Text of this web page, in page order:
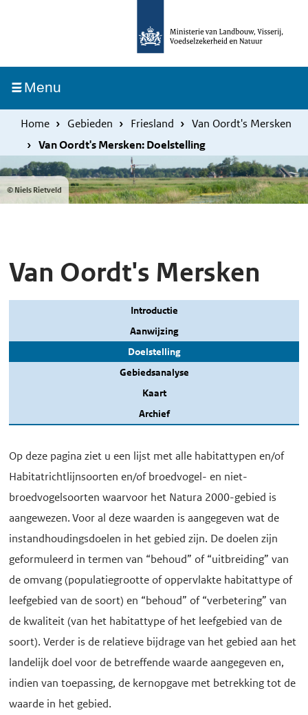
inhoud
gaan
MenuIngeklapt
Home Gebieden Friesland
Van Oordt's Mersken
Van Oordt's Mersken: Doelstelling
© Niels Rietveld
Van Oordt's Mersken
Introductie
Aanwijzing
Doelstelling
Gebiedsanalyse
Kaart
Archief
Op deze pagina ziet u een lijst met alle habitattypen en/of
Habitatrichtlijnsoorten en/of broedvogel- en niet-
broedvogelsoorten waarvoor het Natura 2000-gebied is
aangewezen. Voor al deze waarden is aangegeven wat de
instandhoudingsdoelen in het gebied zijn. De doelen zijn
geformuleerd in termen van “behoud” of “uitbreiding” van
de omvang (populatiegrootte of oppervlakte habitattype of
leefgebied van de soort) en “behoud” of “verbetering” van
de kwaliteit (van het habitattype of het leefgebied van de
soort). Verder is de relatieve bijdrage van het gebied aan het
landelijk doel voor de betreffende waarde aangegeven en,
indien van toepassing, de kernopgave met betrekking tot de
waarde in het gebied.